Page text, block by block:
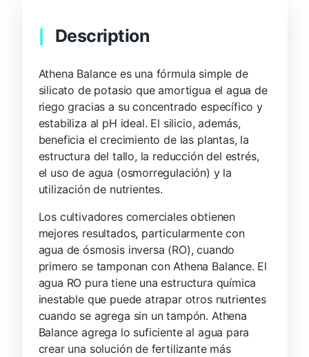
Description
Athena Balance es una fórmula simple de
silicato de potasio que amortigua el agua de
riego gracias a su concentrado específico y
estabiliza al pH ideal. El silicio, además,
beneficia el crecimiento de las plantas, la
estructura del tallo, la reducción del estrés,
el uso de agua (osmorregulación) y la
utilización de nutrientes.
Los cultivadores comerciales obtienen
mejores resultados, particularmente con
agua de ósmosis inversa (RO), cuando
primero se tamponan con Athena Balance. El
agua RO pura tiene una estructura química
inestable que puede atrapar otros nutrientes
cuando se agrega sin un tampón. Athena
Balance agrega lo suficiente al agua para
crear una solución de fertilizante más